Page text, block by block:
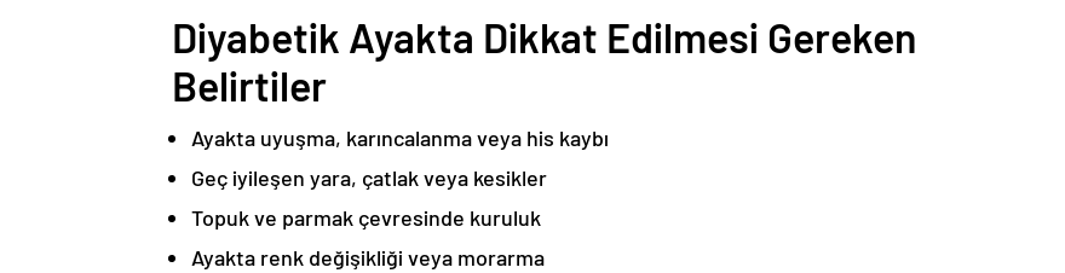
Diyabetik Ayakta Dikkat Edilmesi Gereken
Belirtiler
Ayakta uyuşma, karıncalanma veya his kaybı
Geç iyileşen yara, çatlak veya kesikler
Topuk ve parmak çevresinde kuruluk
Ayakta renk değişikliği veya morarma